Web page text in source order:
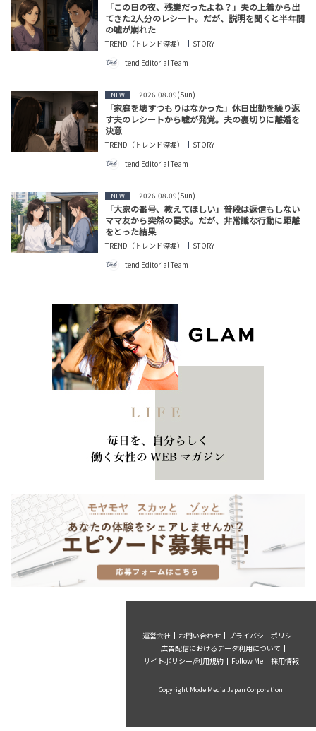
「この日の夜、残業だったよね？」夫の上着から出
てきた2人分のレシート。だが、説明を聞くと半年間
の嘘が崩れた
TREND（トレンド深堀）
STORY
tend Editorial Team
NEW 2026.08.09(Sun)
「家庭を壊すつもりはなかった」休日出勤を繰り返
す夫のレシートから嘘が発覚。夫の裏切りに離婚を
決意
TREND（トレンド深堀）
STORY
tend Editorial Team
NEW 2026.08.09(Sun)
「大家の番号、教えてほしい」普段は返信もしない
ママ友から突然の要求。だが、非常識な行動に距離
をとった結果
TREND（トレンド深堀）
STORY
tend Editorial Team
運営会社 お問い合わせ
プライバシーポリシー
広告配信におけるデータ利用について
サイトポリシー/利用規約
Follow Me 採用情報
Copyright Mode Media Japan Corporation